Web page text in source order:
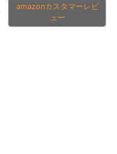
amazonカスタマーレビ
ュー